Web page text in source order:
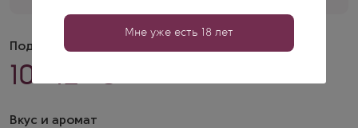
Подача
10–12 °C
Вкус и аромат
Мне уже есть 18 лет